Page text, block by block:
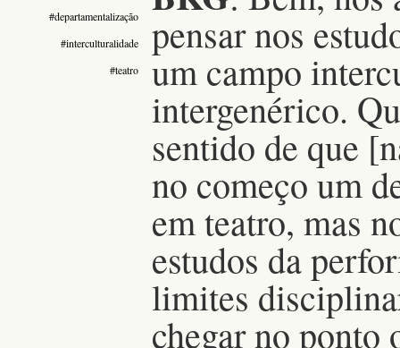
#departamentalização
#interculturalidade
#teatro
pensar nos
um campo
intergenérico.
sentido de que
no começo um
em teatro, mas
estudos da
limites
chegar no ponto